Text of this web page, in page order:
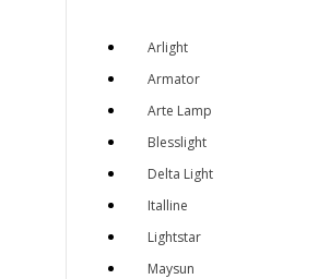
Arlight
Armator
Arte Lamp
Blesslight
Delta Light
Italline
Lightstar
Maysun